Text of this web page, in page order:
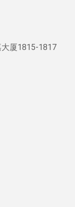
大厦1815-1817